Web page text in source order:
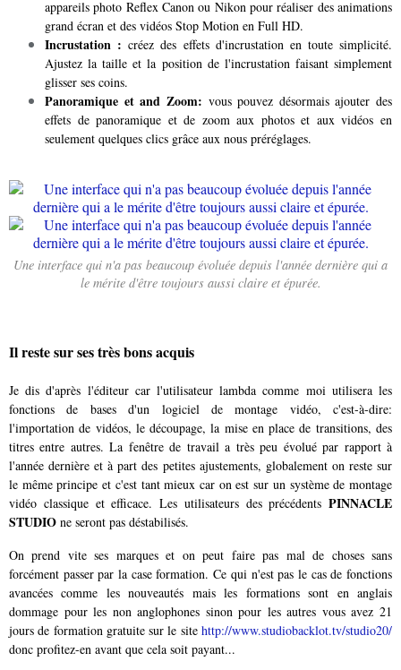
appareils photo Reflex Canon ou Nikon pour réaliser des animations
grand écran et des vidéos Stop Motion en Full HD.
Incrustation :créez des effets d'incrustation en toute simplicité.
Ajustez la taille et la position de l'incrustation faisant simplement
glisser ses coins.
Panoramique et and Zoom: vous pouvez désormais ajouter des
effets de panoramique et de zoom aux photos et aux vidéos en
seulement quelques clics grâce aux nous préréglages.
Une interface qui n'a pas beaucoup évoluée depuis l'année dernière qui a
le mérite d'être toujours aussi claire et épurée.
Il reste sur ses très bons acquis
Je dis d'après l'éditeur car l'utilisateur lambda comme moi utilisera les
fonctions de bases d'un logiciel de montage vidéo, c'est-à-dire:
l'importation de vidéos, le découpage, la mise en place de transitions, des
titres entre autres. La fenêtre de travail a très peu évolué par rapport à
l'année dernière et à part des petites ajustements, globalement on reste sur
le même principe et c'est tant mieux car on est sur un système de montage
vidéo classique et efficace. Les utilisateurs des précédents PINNACLE
STUDIO ne seront pas déstabilisés.
On prend vite ses marques et on peut faire pas mal de choses sans
forcément passer par la case formation. Ce qui n'est pas le cas de fonctions
avancées comme les nouveautés mais les formations sont en anglais
dommage pour les non anglophones sinon pour les autres vous avez 21
jours de formation gratuite sur le site http://www.studiobacklot.tv/studio20/
donc profitez-en avant que cela soit payant...